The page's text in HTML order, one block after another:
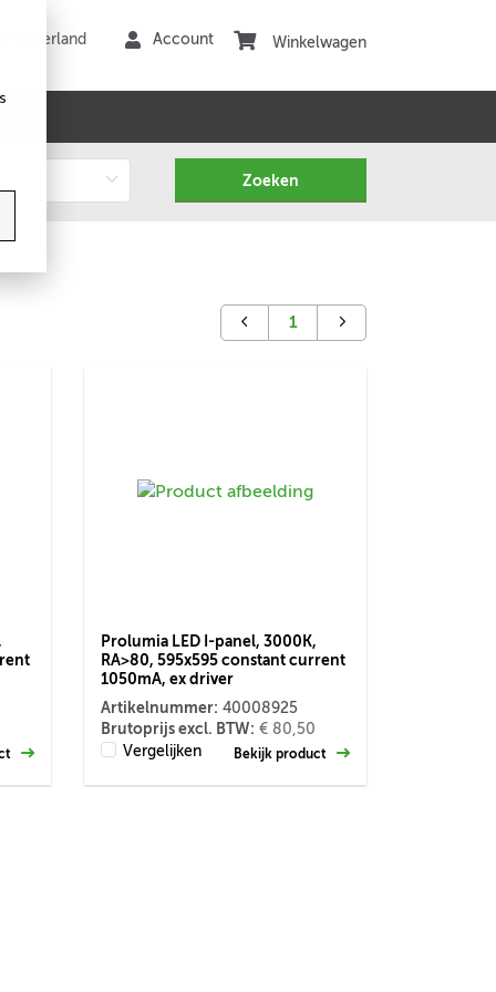
Winkelwagen
1
Prolumia LED I-panel, 3000K,
RA>80, 595x595 constant current
1050mA, ex driver
Artikelnummer: 40008925
Brutoprijs excl. BTW: € 80,50
Vergelijken
Bekijk product